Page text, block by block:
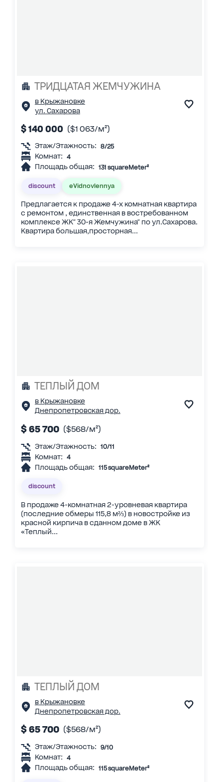
ТРИДЦАТАЯ ЖЕМЧУЖИНА
в Крыжановке
ул. Сахарова
$ 140 000 ($1 063/м²)
Этаж/Этажность: 8/25
Комнат: 4
Площадь общая: 131 squareMeter²
discount eVidnovlennya
Предлагается к продаже 4-х комнатная квартира
с ремонтом , единственная в востребованном
комплексе ЖК" 30-я Жемчужина" по ул.Сахарова.
Квартира большая,просторная...
ТЕПЛЫЙ ДОМ
в Крыжановке
Днепропетровская дор.
$ 65 700 ($568/м²)
Этаж/Этажность: 10/11
Комнат: 4
Площадь общая: 115 squareMeter²
discount
В продаже 4-комнатная 2-уровневая квартира
(последние обмеры 115,8 м⅔) в новостройке из
красной кирпича в сданном доме в ЖК
«Теплый...
ТЕПЛЫЙ ДОМ
в Крыжановке
Днепропетровская дор.
$ 65 700 ($568/м²)
Этаж/Этажность: 9/10
Комнат: 4
Площадь общая: 115 squareMeter²